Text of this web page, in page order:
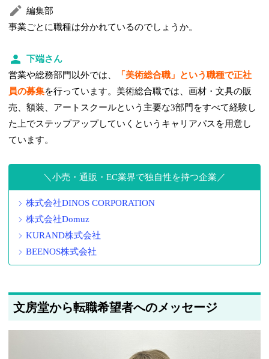
編集部
事業ごとに職種は分かれているのでしょうか。
下端さん
営業や総務部門以外では、
「美術総合職」という職種で正社
員の募集を行っています。美術総合職では、画材・文具の販
売、額装、アートスクールという主要な3部門をすべて経験し
た上でステップアップしていくというキャリアパスを用意し
ています。
小売・通販・EC業界で独自性を持つ企業
株式会社DINOS CORPORATION
株式会社Domuz
KURAND株式会社
BEENOS株式会社
文房堂から転職希望者へのメッセージ